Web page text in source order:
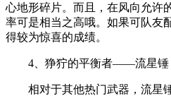
心地形碎片。而且，在风向允许
率可是相当之高哦。如果可队友
得较为惊喜的成绩。
4、狰狞的平衡者——流星锤
相对于其他热门武器，流星